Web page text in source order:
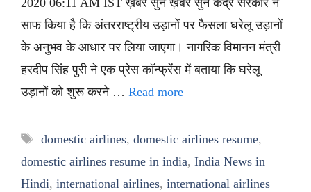
2020 06:11 AM IST ख़बर सुनें ख़बर सुनें केंद्र सरकार ने
साफ किया है कि अंतरराष्ट्रीय उड़ानों पर फैसला घरेलू उड़ानों
के अनुभव के आधार पर लिया जाएगा। नागरिक विमानन मंत्री
हरदीप सिंह पुरी ने एक प्रेस कॉन्फ्रेंस में बताया कि घरेलू
उड़ानों को शुरू करने … Read more
Tags
domestic airlines, domestic airlines resume,
domestic airlines resume in india, India News in
Hindi, international airlines, international airlines